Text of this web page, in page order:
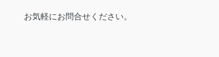
お気軽にお問合せください。